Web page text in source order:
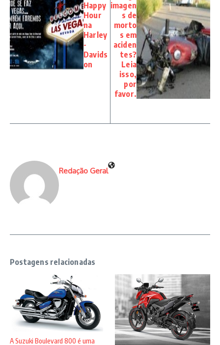
Happy
Hour
na
Harley
-
Davids
on
imagen
s de
morto
s em
aciden
tes?
Leia
isso,
por
favor.
Redação Geral
Postagens relacionadas
A Suzuki Boulevard 800 é uma